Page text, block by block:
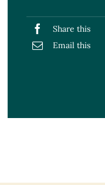
Share this
Email this